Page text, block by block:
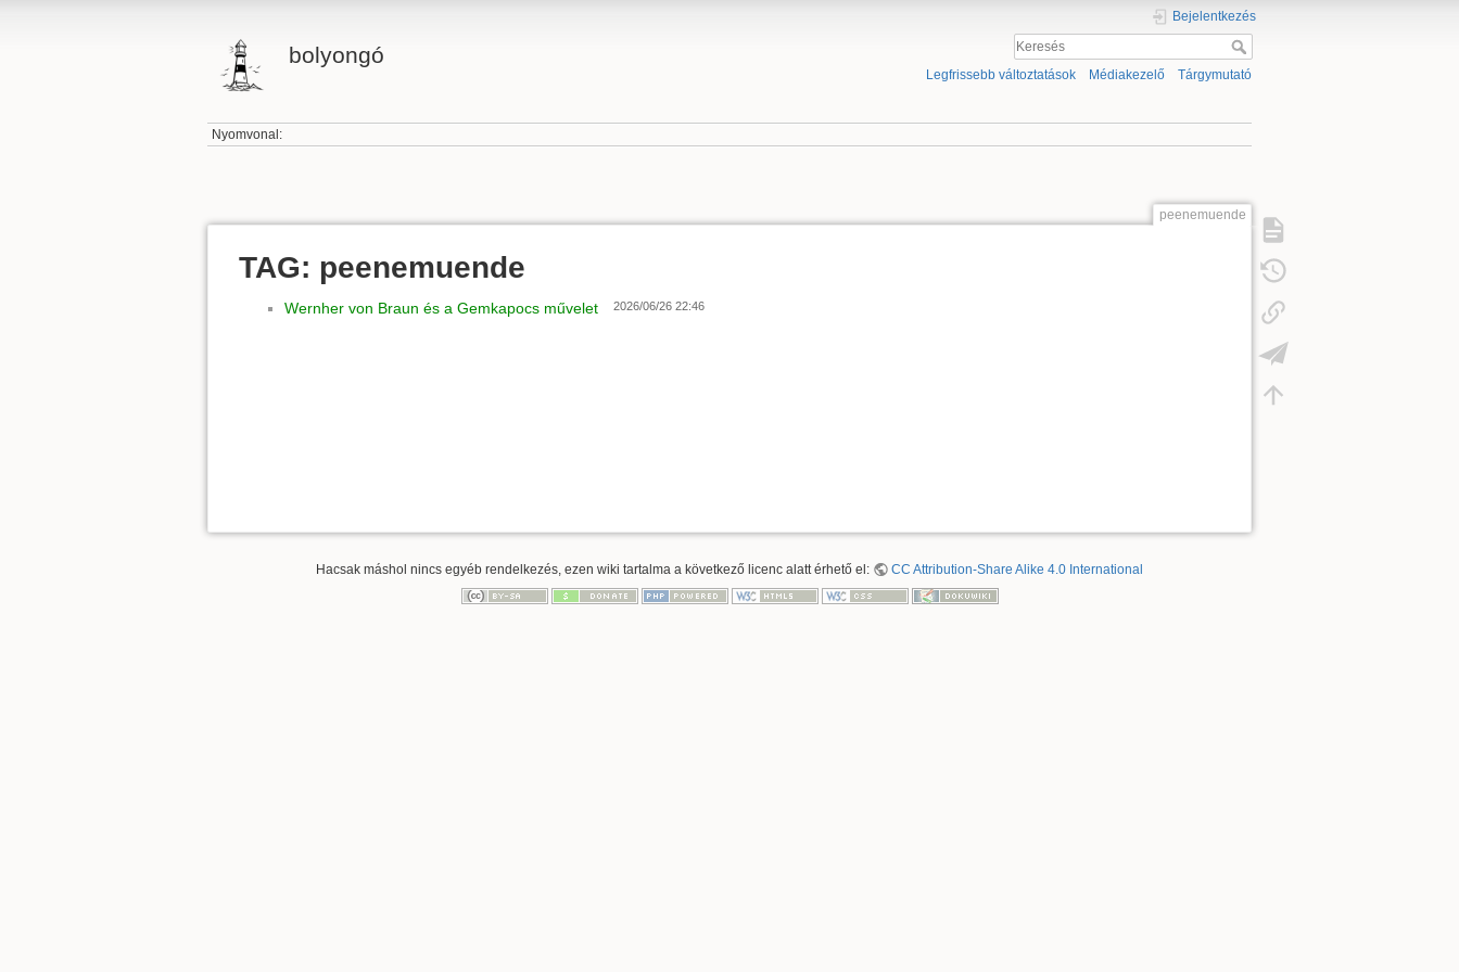
bolyongó
Bejelentkezés
Legfrissebb változtatások Médiakezelő Tárgymutató
Nyomvonal:
peenemuende
TAG: peenemuende
Wernher von Braun és a Gemkapocs művelet 2026/06/26 22:46
Hacsak máshol nincs egyéb rendelkezés, ezen wiki tartalma a következő licenc alatt érhető el: CC Attribution-Share Alike 4.0 International